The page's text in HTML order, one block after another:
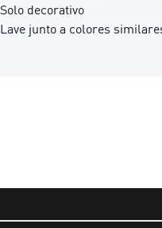
Solo decorativo
Lave junto a colores